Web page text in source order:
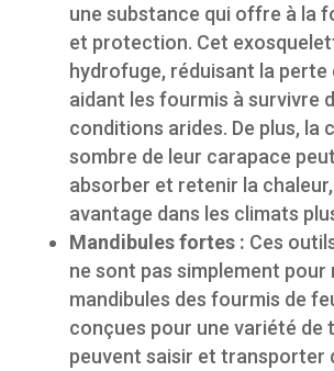
une substance qui offre à la
et protection. Cet
hydrofuge, réduisant la perte
aidant les fourmis à survivre
conditions arides. De plus, la
sombre de leur carapace
absorber et retenir la
avantage dans les climats
Mandibules fortes : Ces
ne sont pas simplement pour
mandibules des fourmis de
conçues pour une variété de
peuvent saisir et transporter